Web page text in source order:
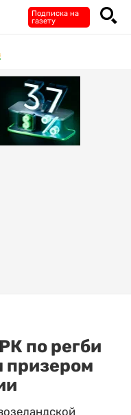
Подписка на
газету
по регби
призером